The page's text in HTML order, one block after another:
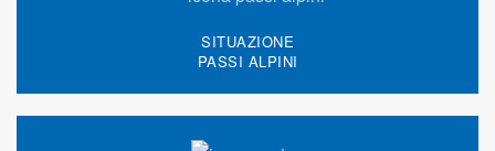
SITUAZIONE
PASSI ALPINI